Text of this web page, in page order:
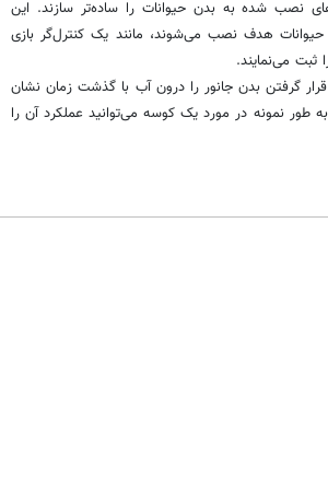
نصب شده به بدن حیوانات را ساده‌تر سازند. این
هدف نصب می‌شوند، مانند یک کنترل‌گر بازی
گرفتن بدن جانور را درون آب با گذشت زمان نشان
طور نمونه در مورد یک کوسه می‌توانید عملکرد آن را